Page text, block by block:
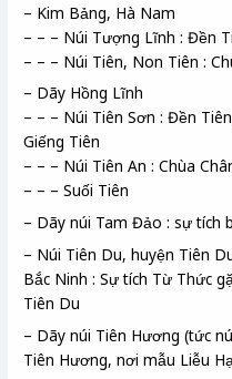
– Kim Bảng, Hà Nam
– – – Núi Tượng Lĩnh : Đền
– – – Núi Tiên, Non Tiên :
– Dãy Hồng Lĩnh
– – – Núi Tiên Sơn : Đền
Giếng Tiên
– – – Núi Tiên An : Chùa
– – – Suối Tiên
– Dãy núi Tam Đảo : sự tích
– Núi Tiên Du, huyện Tiên
Bắc Ninh : Sự tích Từ Thức
Tiên Du
– Dãy núi Tiên Hương (tức
Tiên Hương, nơi mẫu Liễu